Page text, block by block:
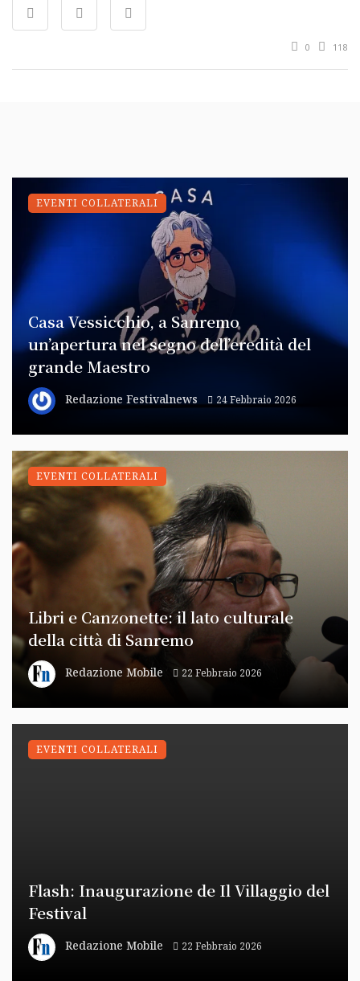
0 118
Casa Vessicchio, a Sanremo
un’apertura nel segno dell’eredità del
grande Maestro
Redazione Festivalnews 24 Febbraio 2026
EVENTI COLLATERALI
Libri e Canzonette: il lato culturale
della città di Sanremo
Redazione Mobile 22 Febbraio 2026
EVENTI COLLATERALI
Flash: Inaugurazione de Il Villaggio del
Festival
Redazione Mobile 22 Febbraio 2026
EVENTI COLLATERALI